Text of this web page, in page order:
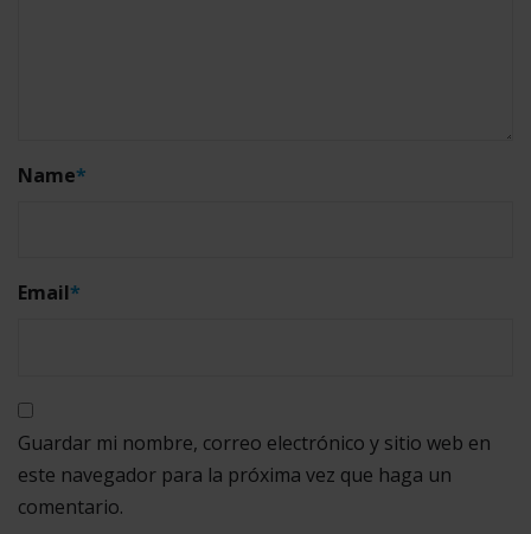
Name*
Email*
Guardar mi nombre, correo electrónico y sitio web en
este navegador para la próxima vez que haga un
comentario.